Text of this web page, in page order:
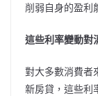
削弱自身的盈利
這些利率變動對
對大多數消費者
新房貸，這些利